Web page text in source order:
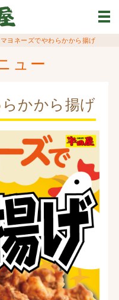
マヨネーズでやわらかから揚げ
ュー
かから揚げ